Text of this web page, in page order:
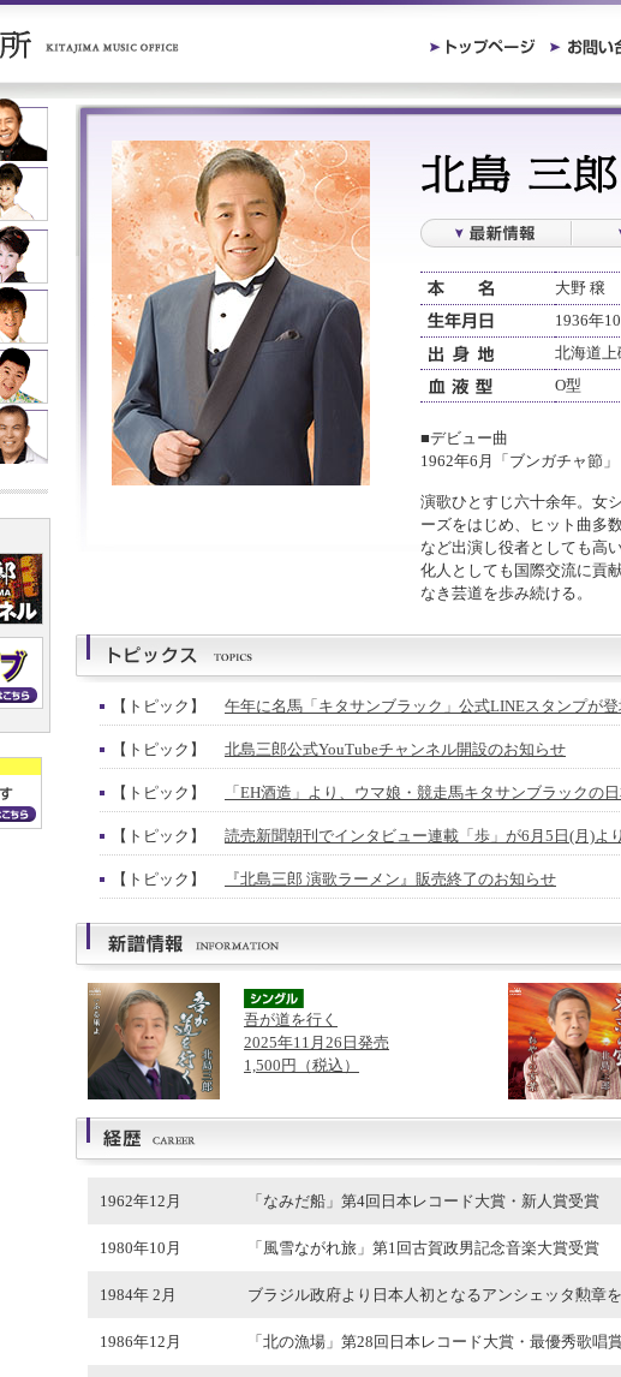
大野 穣
1936年
北海道
O型
■デビュー曲
1962年6月「ブンガチャ節」
演歌ひとすじ六十余年。女
ーズをはじめ、ヒット曲多
など出演し役者としても高
化人としても国際交流に貢
なき芸道を歩み続ける。
【トピック】 午年に名馬「キタサンブラック」公式LINEスタンプが登
【トピック】 北島三郎公式YouTubeチャンネル開設のお知らせ
【トピック】 「EH酒造」より、ウマ娘・競走馬キタサンブラックの
【トピック】 読売新聞朝刊でインタビュー連載「歩」が6月5日(月)よ
【トピック】 『北島三郎 演歌ラーメン』販売終了のお知らせ
吾が道を行く
2025年11月26日発売
1,500円（税込）
1962年12月 「なみだ船」第4回日本レコード大賞・新人賞受賞
1980年10月 「風雪ながれ旅」第1回古賀政男記念音楽大賞受賞
1984年 2月 ブラジル政府より日本人初となるアンシェッタ勲章
1986年12月 「北の漁場」第28回日本レコード大賞・最優秀歌唱